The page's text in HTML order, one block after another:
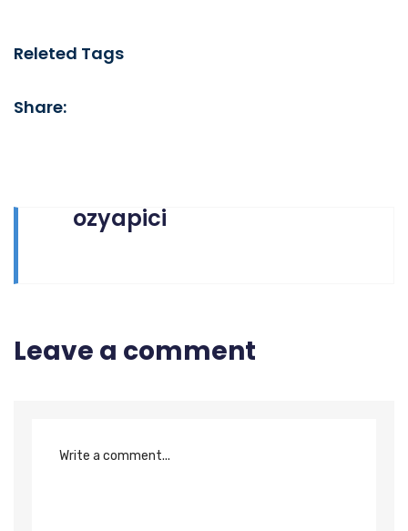
Releted Tags
Share:
ozyapici
Leave a comment